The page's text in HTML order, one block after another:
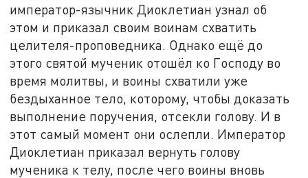
император-язычник Диоклетиан узнал об
этом и приказал своим воинам схватить
целителя-проповедника. Однако ещё до
этого святой мученик отошёл ко Господу во
время молитвы, и воины схватили уже
бездыханное тело, которому, чтобы доказать
выполнение поручения, отсекли голову. И в
этот самый момент они ослепли. Император
Диоклетиан приказал вернуть голову
мученика к телу, после чего воины вновь